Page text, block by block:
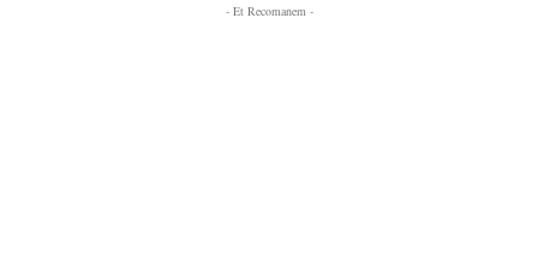
- Et Recomanem -